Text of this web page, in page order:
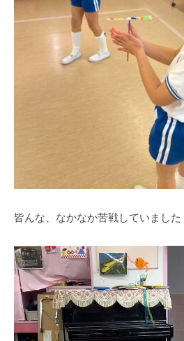
皆んな、なかなか苦戦していました
動
画
プ
レ
ー